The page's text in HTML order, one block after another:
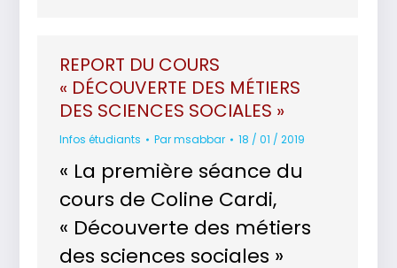
REPORT DU COURS
« DÉCOUVERTE DES MÉTIERS
DES SCIENCES SOCIALES »
Infos étudiants Parmsabbar 18 / 01 / 2019
« La première séance du
cours de Coline Cardi,
« Découverte des métiers
des sciences sociales »